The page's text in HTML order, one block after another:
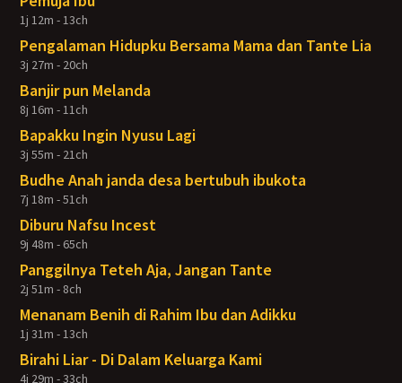
1j 12m - 13ch
Pengalaman Hidupku Bersama Mama dan Tante Lia
3j 27m - 20ch
Banjir pun Melanda
8j 16m - 11ch
Bapakku Ingin Nyusu Lagi
3j 55m - 21ch
Budhe Anah janda desa bertubuh ibukota
7j 18m - 51ch
Diburu Nafsu Incest
9j 48m - 65ch
Panggilnya Teteh Aja, Jangan Tante
2j 51m - 8ch
Menanam Benih di Rahim Ibu dan Adikku
1j 31m - 13ch
Birahi Liar - Di Dalam Keluarga Kami
4j 29m - 33ch